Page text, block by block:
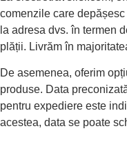
comenzile care
la adresa dvs. în termen
plății. Livrăm în
De asemenea, oferim
produse. Data
pentru expediere este
acestea, data se poate